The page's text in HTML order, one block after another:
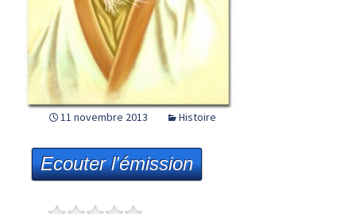
11 novembre 2013 Histoire
Ecouter l'émission